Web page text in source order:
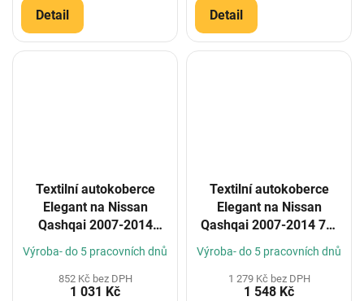
Detail Detail
Textilní autokoberce
Elegant na Nissan
Qashqai 2007-2014
(Konfigurátor)
Výroba- do 5 pracovních dnů
852 Kč bez DPH
1 031 Kč
Textilní autokoberce
Elegant na Nissan
Qashqai 2007-2014 7m
(Konfigurátor)
Výroba- do 5 pracovních dnů
1 279 Kč bez DPH
1 548 Kč